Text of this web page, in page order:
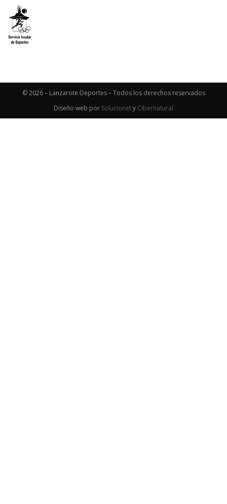
© 2026 – Lanzarote Deportes – Todos los derechos reservados
Diseño web por Solucionety Cibernatural